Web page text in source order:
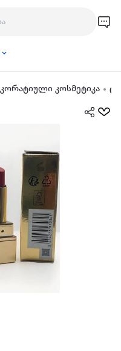
კოსმეტიკა